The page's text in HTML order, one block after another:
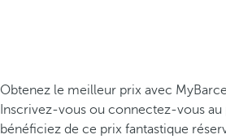
Obtenez le meilleur prix avec
Inscrivez-vous ou connectez-vous au
bénéficiez de ce prix fantastique